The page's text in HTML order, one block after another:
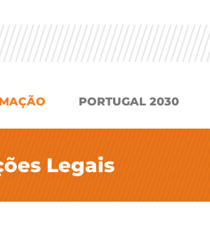
PORTUGAL 2030
Legais